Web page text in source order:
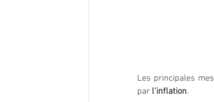
Les principales
par l’inflation.